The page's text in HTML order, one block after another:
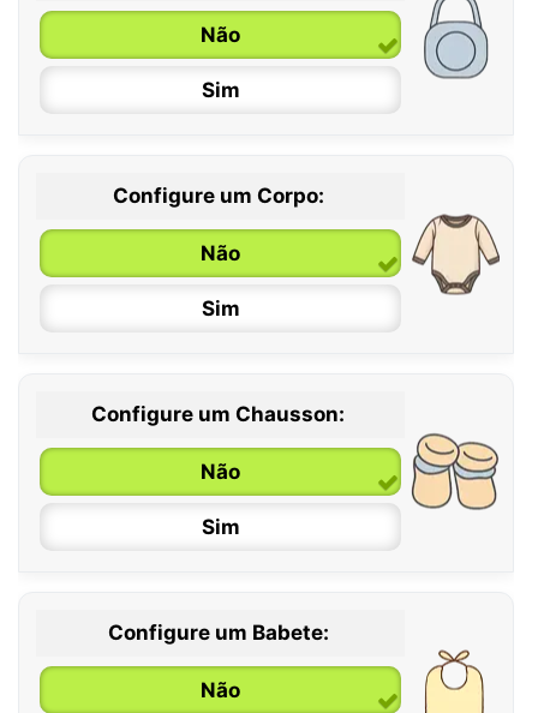
Não
Sim
Configure um Corpo:
Não
Sim
0 / 6 meses
6 / 12 meses
12 / 18 meses
Configure um Chausson:
Não
Sim
Configure um Babete:
Não